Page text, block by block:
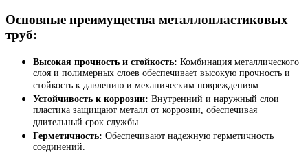
Основные преимущества металлопластиковых
труб:
Высокая прочность и стойкость: Комбинация металлического
слоя и полимерных слоев обеспечивает высокую прочность и
стойкость к давлению и механическим повреждениям.
Устойчивость к коррозии: Внутренний и наружный слои
пластика защищают металл от коррозии, обеспечивая
длительный срок службы.
Герметичность: Обеспечивают надежную герметичность
соединений.